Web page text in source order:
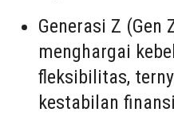
Generasi Z (Gen
menghargai
fleksibilitas,
kestabilan